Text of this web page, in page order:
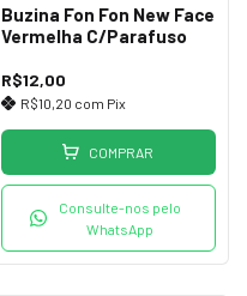
Buzina Fon Fon New Face
Vermelha C/Parafuso
R$12,00
R$10,20 com Pix
COMPRAR
Consulte-nos pelo
WhatsApp